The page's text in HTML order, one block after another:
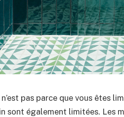
n’est pas parce que vous êtes
sont également limitées. Les